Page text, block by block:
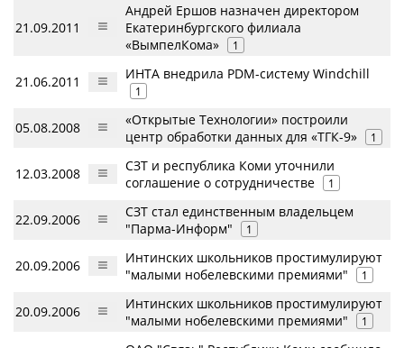
21.09.2011
Андрей Ершов назначен директором
Екатеринбургского филиала
«ВымпелКома»
1
21.06.2011 ИНТА внедрила PDM-систему Windchill
1
05.08.2008
«Открытые Технологии» построили
центр обработки данных для «ТГК-9»
1
12.03.2008
СЗТ и республика Коми уточнили
соглашение о сотрудничестве
1
22.09.2006
СЗТ стал единственным владельцем
"Парма-Информ"
1
20.09.2006
Интинских школьников простимулируют
"малыми нобелевскими премиями"
1
20.09.2006
Интинских школьников простимулируют
"малыми нобелевскими премиями"
1